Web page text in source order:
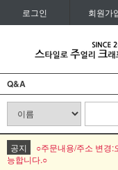
로그인 회원가
Q&A
공지
○주문내용/주소 변경
능합니다.○